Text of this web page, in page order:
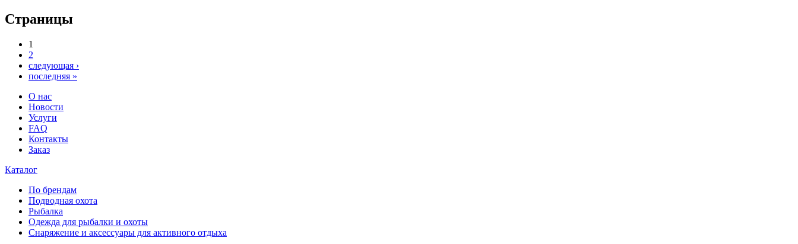
Страницы
1
2
следующая ›
последняя »
О нас
Новости
Услуги
FAQ
Контакты
Заказ
Каталог
По брендам
Подводная охота
Рыбалка
Одежда для рыбалки и охоты
Снаряжение и аксессуары для активного отдыха